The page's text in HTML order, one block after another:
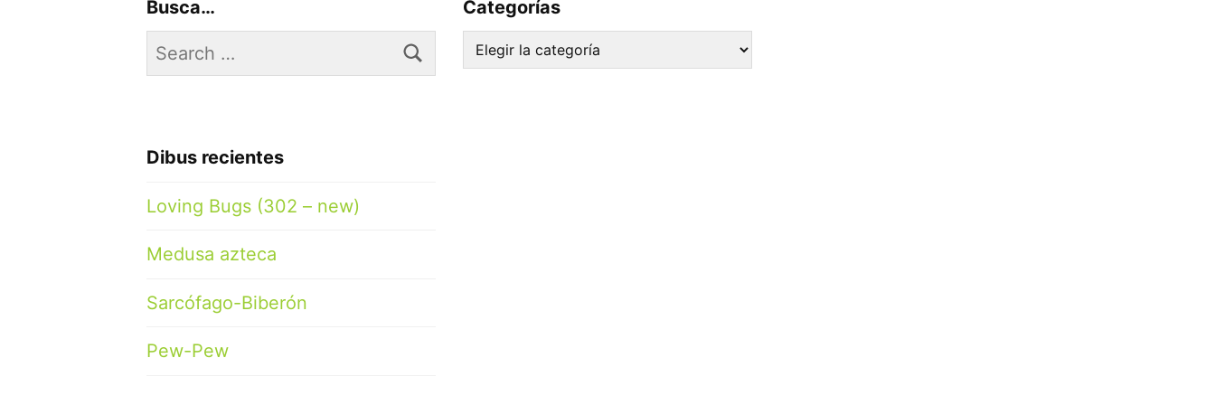
Busca…
Search
for:
Dibus recientes
Loving Bugs (302 – new)
Medusa azteca
Sarcófago-Biberón
Pew-Pew
Categorías
Categorías